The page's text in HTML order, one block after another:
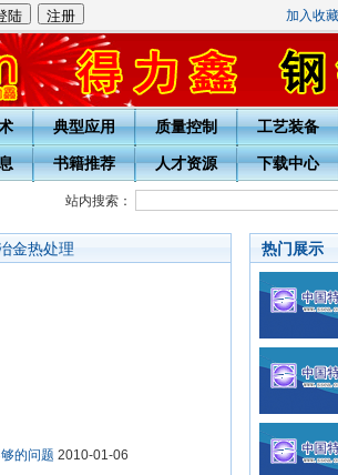
加入收藏
典型应用 质量控制 工艺装备
书籍推荐 人才资源 下载中心
处理学会各级热处理工培训通知 关于开展20周年庆表
站内搜索：
金热处理
的问题 2010-01-06
热门展示